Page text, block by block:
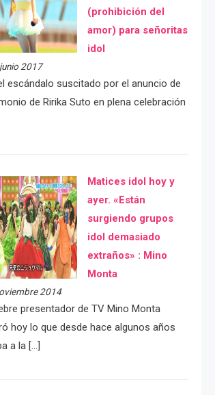
(prohibición del
amor) para señoritas
idol
2017
escándalo suscitado por el anuncio de
de Ririka Suto en plena celebración
Matices idol hoy y
ayer. «Están
surgiendo grupos
idol demasiado
extraños» : Mino
Monta
2014
presentador de TV Mino Monta
hoy lo que desde hace algunos años
a la […]